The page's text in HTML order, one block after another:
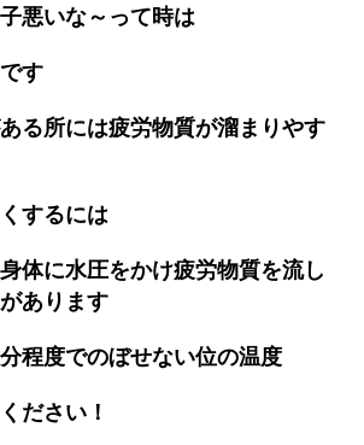
悪いな～って時は
す
る所には疲労物質が溜まりやす
するには
体に水圧をかけ疲労物質を流し
あります
程度でのぼせない位の温度
ださい！